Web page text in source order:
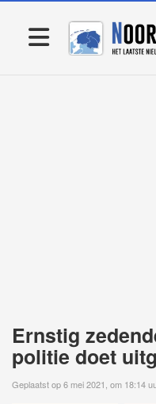
Ernstig
politie doet
Geplaatst op 6 mei 2021, om 18:14